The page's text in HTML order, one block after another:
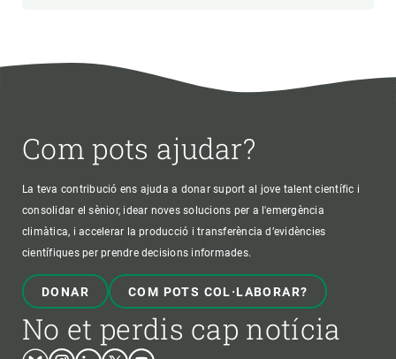
Com pots ajudar?
La teva contribució ens ajuda a donar suport al jove talent científic i
consolidar el sènior, idear noves solucions per a l'emergència
climàtica, i accelerar la producció i transferència d’evidències
científiques per prendre decisions informades.
DONAR COM POTS COL·LABORAR?
No et perdis cap notícia
BlueskyInstagram
LinkedinTwitterYoutube